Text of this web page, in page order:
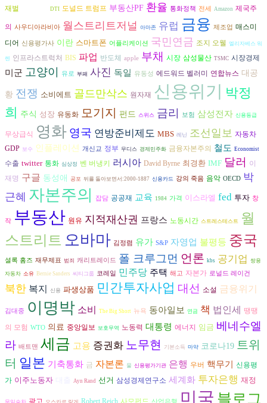
재벌 DTI 도널드 트럼프 부동산PF 환율 통화정책 전세 Amazon 제국주
의 사우디아라비아 월스트리트저널 아마존 유럽 금융 제조업 매스미
디어 신용평가사 이란 스마트폰 어플리케이션 국민연금 조지 오웰 엘리자베스 워
렌 인프라스트럭처 BIS 파업 반도체 apple 부채 시장 삼성물산 TSMC 시장경제
미군 고양이 유로 부패 사진 독일 유동성 에드워드 벨러미 연합뉴스 대공
황 전쟁 소비에트 골드만삭스 원자재 신용위기 박정
희
주식 성장 유동화 모기지 펀드 스위스 금리 보험 삼성전자 신용등급
무상급식 영화 영국 연방준비제도 MBS 레닌 조선일보 자동차
GDP 보수 인플레이션 개신교 정부 무디스 경제민주화 금융자본주의 철도 Economist
수출 twitter 통화 심상정 벤 버냉키 러시아 David Byrne 최경환 IMF 달러
이
재명 구글 동성애 공포 뒤를 돌아보면서:2000-1887 신용카드 강의 죽음 음악 OECD 박
근혜 자본주의 잡담 공공재 교육 1984 가격 이스라엘 fed 투자 창
작 부동산 원유 지적재산권 프랑스 노동시간 스트레스테스트 월
스트리트 오바마 김정렴 유가 S&P 자영업 불평등 중국
셜록 홈즈 재무제표 범죄 캐리트레이드 폴 크루그먼 언론 kbs 공기업 쌍용
자동차 소유 Bernie Sanders 씨티그룹 코레일 민주당 주택 해고 자본가 로널드 레이건
북한 복지 신용 파생상품 민간투자사업 대선 소설 금융위기
김대중 이명박 소비 The Big Short 뉴욕 동아일보 연금 책 법인세 땡땡
의 모험 WTO 의료 중앙일보 보호무역 노동력 대통령 에너지 임금 베네수엘
라 배트맨 세금 고용 증권화 노무현 기본소득 마약 코로나19 트위
터 일본 기축통화 금 자본론 물 신용평가기관 은행 우버 핵무기
신용평
가 이주노동자 Ayn Rand 선거 삼성경제연구소 세계화 투자은행 재정
광고 산업은행 미국 블로그